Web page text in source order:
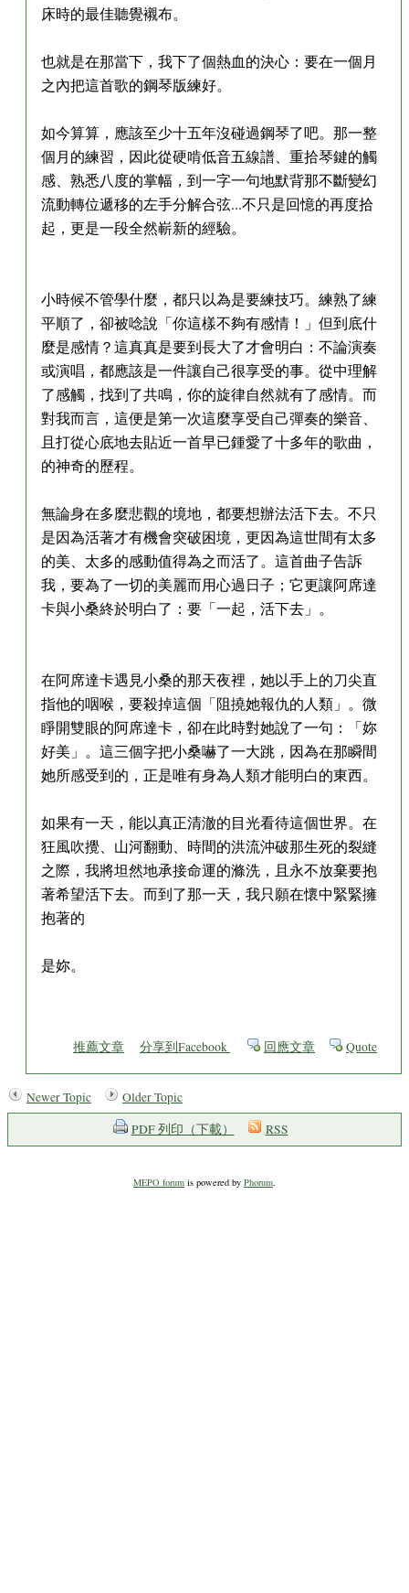
床時的最佳聽覺襯布。
也就是在那當下，我下了個熱血的決心：要在一個月
之內把這首歌的鋼琴版練好。
如今算算，應該至少十五年沒碰過鋼琴了吧。那一整
個月的練習，因此從硬啃低音五線譜、重拾琴鍵的觸
感、熟悉八度的掌幅，到一字一句地默背那不斷變幻
流動轉位遞移的左手分解合弦...不只是回憶的再度拾
起，更是一段全然嶄新的經驗。
小時候不管學什麼，都只以為是要練技巧。練熟了練
平順了，卻被唸說「你這樣不夠有感情！」但到底什
麼是感情？這真真是要到長大了才會明白：不論演奏
或演唱，都應該是一件讓自己很享受的事。從中理解
了感觸，找到了共鳴，你的旋律自然就有了感情。而
對我而言，這便是第一次這麼享受自己彈奏的樂音、
且打從心底地去貼近一首早已鍾愛了十多年的歌曲，
的神奇的歷程。
無論身在多麼悲觀的境地，都要想辦法活下去。不只
是因為活著才有機會突破困境，更因為這世間有太多
的美、太多的感動值得為之而活了。這首曲子告訴
我，要為了一切的美麗而用心過日子；它更讓阿席達
卡與小桑終於明白了：要「一起，活下去」。
在阿席達卡遇見小桑的那天夜裡，她以手上的刀尖直
指他的咽喉，要殺掉這個「阻撓她報仇的人類」。微
睜開雙眼的阿席達卡，卻在此時對她說了一句：「妳
好美」。這三個字把小桑嚇了一大跳，因為在那瞬間
她所感受到的，正是唯有身為人類才能明白的東西。
如果有一天，能以真正清澈的目光看待這個世界。在
狂風吹攪、山河翻動、時間的洪流沖破那生死的裂縫
之際，我將坦然地承接命運的滌洗，且永不放棄要抱
著希望活下去。而到了那一天，我只願在懷中緊緊擁
抱著的
是妳。
推薦文章 分享到Facebook 回應文章 Quote
Newer Topic
Older Topic
PDF 列印（下載）
RSS
MEPO forum is powered by Phorum.